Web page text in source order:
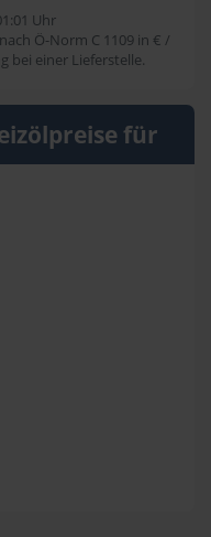
Uhr
Ö-Norm C 1109 in € /
bei einer Lieferstelle.
für